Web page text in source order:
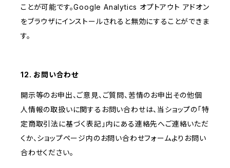
ことが可能です。Google Analytics オプトアウト アドオン
をブラウザにインストールされると無効にすることができま
す。
12. お問い合わせ
開示等のお申出、ご意見、ご質問、苦情のお申出その他個
人情報の取扱いに関するお問い合わせは、当ショップの「特
定商取引法に基づく表記」内にある連絡先へご連絡いただ
くか、ショップページ内のお問い合わせフォームよりお問い
合わせください。